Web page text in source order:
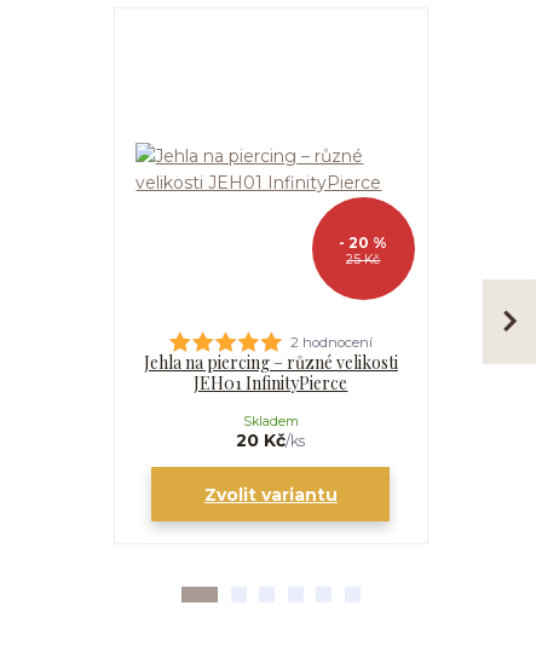
25 Kč
- 20 %
2 hodnocení
Jehla na piercing – různé velikosti
JEH01 InfinityPierce
20 Kč/ks
Skladem
Zvolit variantu